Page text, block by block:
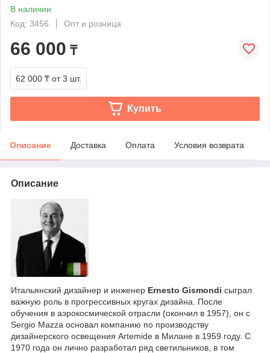
В наличии
Код: 3456
Опт и розница
66 000 ₸
62 000 ₸ от 3 шт.
Купить
Описание Доставка Оплата Условия возврата
Описание
Итальянский дизайнер и инженер Ernesto Gismondi сыграл
важную роль в прогрессивных кругах дизайна. После
обучения в аэрокосмической отрасли (окончил в 1957), он с
Sergio Mazza основал компанию по производству
дизайнерского освещения Artemide в Милане в 1959 году. С
1970 года он лично разработал ряд светильников, в том